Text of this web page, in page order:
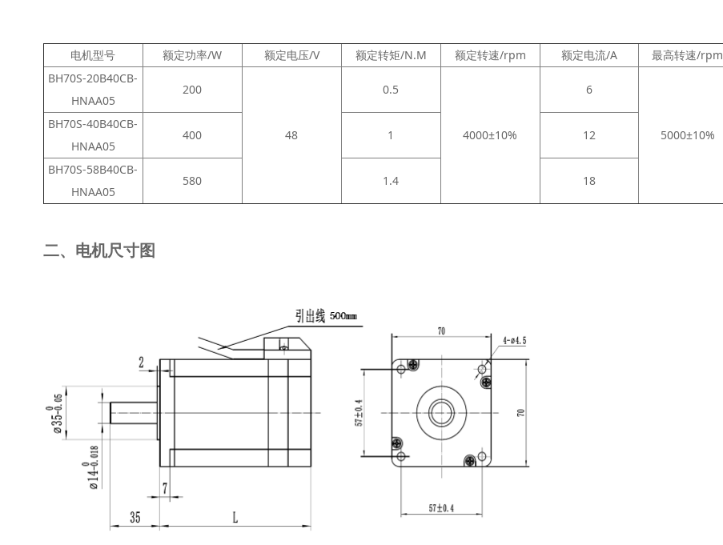
电机型号 额定功率/W 额定电压/V 额定转矩/N.M 额定转速/rpm 额定电流/A 最高转速/rpm
BH70S-20B40CB-
HNAA05
200
48
0.5
4000±10%
6
5000±10%
BH70S-40B40CB-
HNAA05
400 1 12
BH70S-58B40CB-
HNAA05
580 1.4 18
二、电机尺寸图